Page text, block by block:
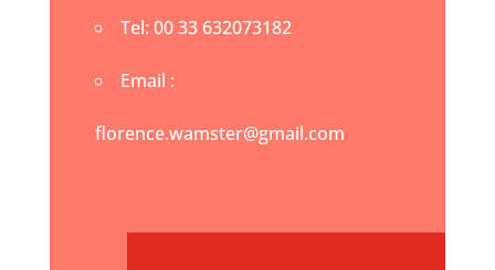
Tel: 00 33 632073182
Email :
florence.wamster@gmail.com